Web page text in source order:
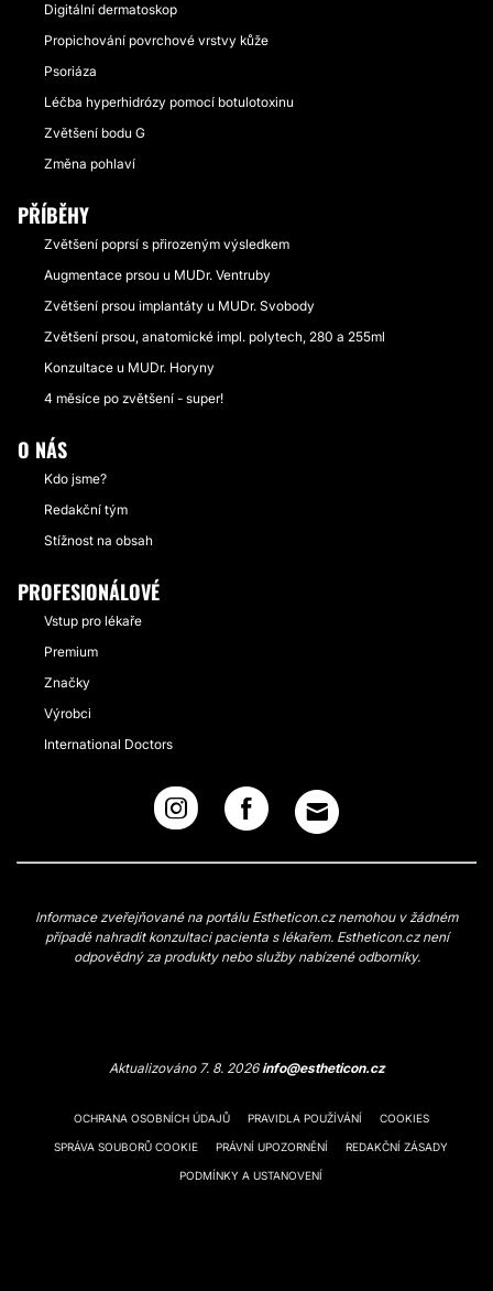
Digitální dermatoskop
Propichování povrchové vrstvy kůže
Psoriáza
Léčba hyperhidrózy pomocí botulotoxinu
Zvětšení bodu G
Změna pohlaví
PŘÍBĚHY
Zvětšení poprsí s přirozeným výsledkem
Augmentace prsou u MUDr. Ventruby
Zvětšení prsou implantáty u MUDr. Svobody
Zvětšení prsou, anatomické impl. polytech, 280 a 255ml
Konzultace u MUDr. Horyny
4 měsíce po zvětšení - super!
O NÁS
Kdo jsme?
Redakční tým
Stížnost na obsah
PROFESIONÁLOVÉ
Vstup pro lékaře
Premium
Značky
Výrobci
International Doctors
Informace zveřejňované na portálu Estheticon.cz nemohou v žádném
případě nahradit konzultaci pacienta s lékařem. Estheticon.cz není
odpovědný za produkty nebo služby nabízené odborníky.
Aktualizováno 7. 8. 2026info@estheticon.cz
OCHRANA OSOBNÍCH ÚDAJŮ PRAVIDLA POUŽÍVÁNÍ COOKIES
SPRÁVA SOUBORŮ COOKIE PRÁVNÍ UPOZORNĚNÍ REDAKČNÍ ZÁSADY
PODMÍNKY A USTANOVENÍ